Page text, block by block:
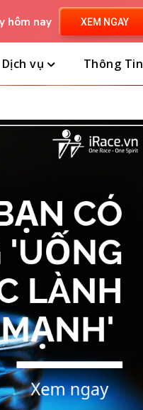
hôm nay XEM NGAY
Dịch vụ Thông Tin